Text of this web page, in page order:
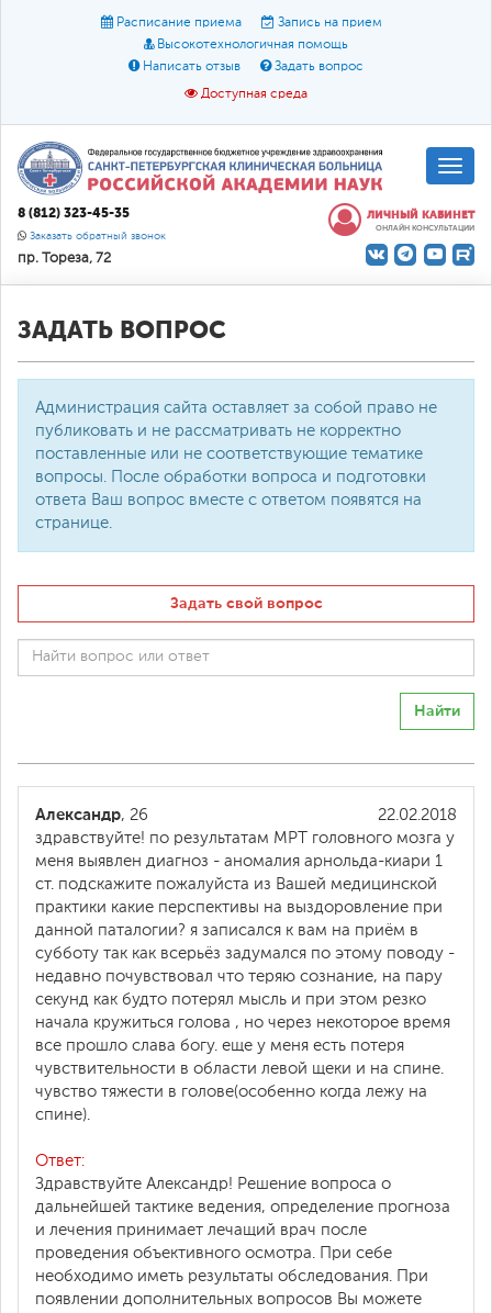
Расписание приема
Запись на прием
Высокотехнологичная помощь
Написать отзыв
Задать вопрос
Доступная среда
Размер шрифта: A A A
Цвет:
О доступной среде
8 (812) 323-45-35
Заказать обратный звонок
пр. Тореза, 72
ЛИЧНЫЙ КАБИНЕТ
ОНЛАЙН КОНСУЛЬТАЦИИ
ЗАДАТЬ ВОПРОС
Администрация сайта оставляет за собой право не
публиковать и не рассматривать не корректно
поставленные или не соответствующие тематике
вопросы. После обработки вопроса и подготовки
ответа Ваш вопрос вместе с ответом появятся на
странице.
Задать свой вопрос
Найти
22.02.2018
Александр, 26
здравствуйте! по результатам МРТ головного мозга у
меня выявлен диагноз - аномалия арнольда-киари 1
ст. подскажите пожалуйста из Вашей медицинской
практики какие перспективы на выздоровление при
данной паталогии? я записался к вам на приём в
субботу так как всерьёз задумался по этому поводу -
недавно почувствовал что теряю сознание, на пару
секунд как будто потерял мысль и при этом резко
начала кружиться голова , но через некоторое время
все прошло слава богу. еще у меня есть потеря
чувствительности в области левой щеки и на спине.
чувство тяжести в голове(особенно когда лежу на
спине).
Ответ:
Здравствуйте Александр! Решение вопроса о
дальнейшей тактике ведения, определение прогноза
и лечения принимает лечащий врач после
проведения объективного осмотра. При себе
необходимо иметь результаты обследования. При
появлении дополнительных вопросов Вы можете